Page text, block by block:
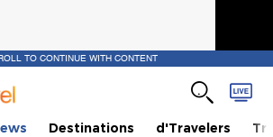
TO CONTINUE WITH CONTENT
Destinations d'Travelers